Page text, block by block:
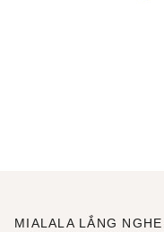
MIALALA LẮNG